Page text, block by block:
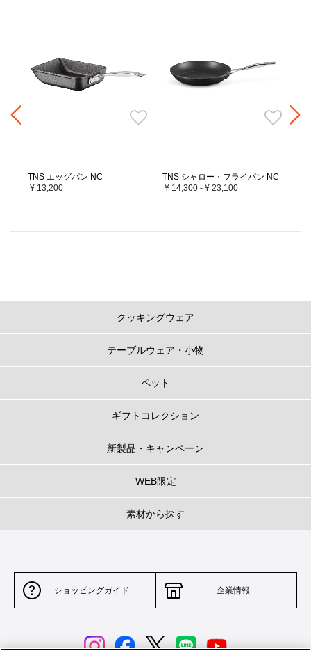
TNS エッグパン NC
¥ 13,200
TNS シャロー・フライパン NC
¥ 14,300 - ¥ 23,100
クッキングウェア
テーブルウェア・小物
ペット
ギフトコレクション
新製品・キャンペーン
WEB限定
素材から探す
ショッピングガイド 企業情報